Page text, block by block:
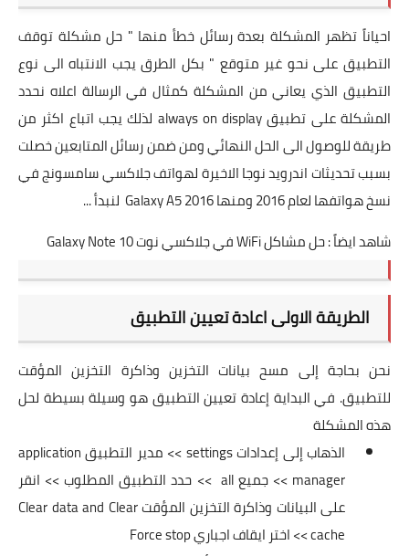
احياناً تظهر المشكلة بعدة رسائل خطأ منها " حل مشكلة توقف
التطبيق على نحو غير متوقع " بكل الطرق يجب الانتباه الى نوع
التطبيق الذي يعاني من المشكلة كمثال في الرسالة اعلاه نحدد
المشكلة على تطبيق always on display لذلك يجب اتباع اكثر من
طريقة للوصول الى الحل النهائي ومن ضمن رسائل المتابعين خصلت
بسبب تحديثات اندرويد نوجا الاخيرة لهواتف جلاكسي سامسونج في
نسخ هواتفها لعام 2016 ومنها Galaxy A5 2016 لنبدأ ...
شاهد ايضاً :حل مشاكل WiFi في جلاكسي نوت 10 Galaxy Note
الطريقة الاولى اعادة تعيين التطبيق
نحن بحاجة إلى مسح بيانات التخزين وذاكرة التخزين المؤقت
للتطبيق. في البداية إعادة تعيين التطبيق هو وسيلة بسيطة لحل
هذه المشكلة
الذهاب إلى إعدادات settings >> مدير التطبيق application
manager >> جميع all >> حدد التطبيق المطلوب >> انقر
على البيانات وذاكرة التخزين المؤقت Clear data and Clear
cache >> اختر ايقاف اجباري Force stop